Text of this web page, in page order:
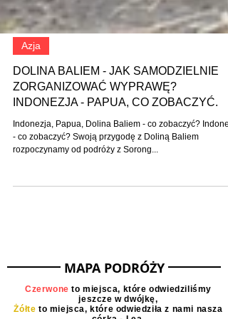
Azja
DOLINA BALIEM - JAK SAMODZIELNIE
INDONEZJA - PAPUA, CO ZOBACZYĆ.
Indonezja, Papua, Dolina Baliem - co zobaczyć?
MAPA PODRÓŻY
Czerwoneto miejsca, które odwiedziliśmy